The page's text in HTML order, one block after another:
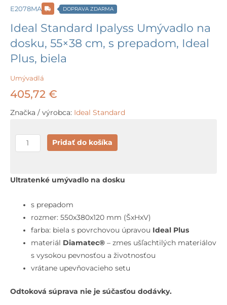
E2078MA DOPRAVA ZDARMA
Ideal Standard Ipalyss Umývadlo na
dosku, 55×38 cm, s prepadom, Ideal
Plus, biela
Umývadlá
405,72 €
Značka / výrobca: Ideal Standard
množstvo
Ideal
Ipalyss
dosku,
55x38
cm,
prepadom,
Plus,
Pridať do košíka
Ultratenké umývadlo na dosku
s prepadom
rozmer: 550x380x120 mm (ŠxHxV)
farba: biela s povrchovou úpravou Ideal Plus
materiál Diamatec® – zmes ušľachtilých materiálov
s vysokou pevnosťou a životnosťou
vrátane upevňovacieho setu
Odtoková súprava nie je súčasťou dodávky.